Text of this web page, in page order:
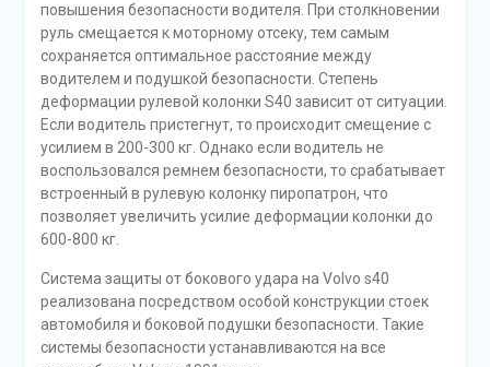
повышения безопасности водителя. При столкновении
руль смещается к моторному отсеку, тем самым
сохраняется оптимальное расстояние между
водителем и подушкой безопасности. Степень
деформации рулевой колонки S40 зависит от ситуации.
Если водитель пристегнут, то происходит смещение с
усилием в 200-300 кг. Однако если водитель не
воспользовался ремнем безопасности, то срабатывает
встроенный в рулевую колонку пиропатрон, что
позволяет увеличить усилие деформации колонки до
600-800 кг.
Система защиты от бокового удара на Volvo s40
реализована посредством особой конструкции стоек
автомобиля и боковой подушки безопасности. Такие
системы безопасности устанавливаются на все